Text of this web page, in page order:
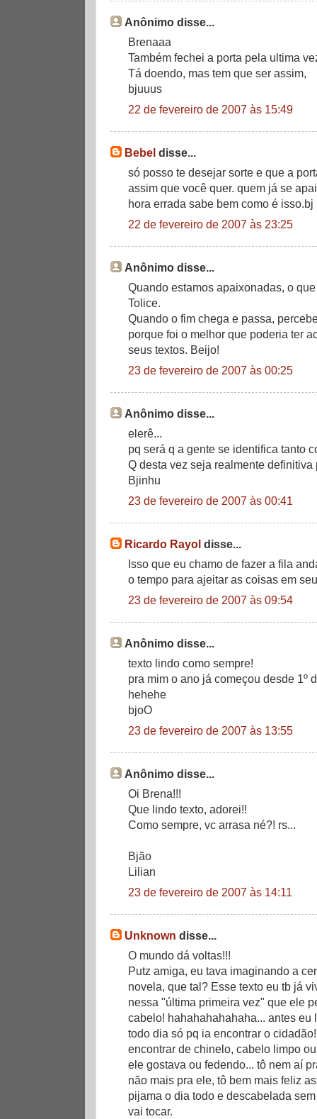
Anônimo disse...
Brenaaa
Também fechei a porta pela ultima
Tá doendo, mas tem que ser assim,
bjuuus
22 de fevereiro de 2007 às 15:49
Bebel disse...
só posso te desejar sorte e que a
assim que você quer. quem já se
hora errada sabe bem como é isso.bj
22 de fevereiro de 2007 às 23:25
Anônimo disse...
Quando estamos apaixonadas, o
Tolice.
Quando o fim chega e passa,
porque foi o melhor que poderia ter
seus textos. Beijo!
23 de fevereiro de 2007 às 00:25
Anônimo disse...
elerê...
pq será q a gente se identifica tanto
Q desta vez seja realmente definitiva
Bjinhu
23 de fevereiro de 2007 às 00:41
Ricardo Rayol disse...
Isso que eu chamo de fazer a fila
o tempo para ajeitar as coisas em
23 de fevereiro de 2007 às 09:54
Anônimo disse...
texto lindo como sempre!
pra mim o ano já começou desde 1º
hehehe
bjoO
23 de fevereiro de 2007 às 13:55
Anônimo disse...
Oi Brena!!!
Que lindo texto, adorei!!
Como sempre, vc arrasa né?! rs...
Bjão
Lilian
23 de fevereiro de 2007 às 14:11
Unknown disse...
O mundo dá voltas!!!
Putz amiga, eu tava imaginando a
novela, que tal? Esse texto eu tb já
nessa "última primeira vez" que ele
cabelo! hahahahahahaha... antes
todo dia só pq ia encontrar o
encontrar de chinelo, cabelo limpo
ele gostava ou fedendo... tô nem aí
não mais pra ele, tô bem mais feliz
pijama o dia todo e descabelada
vai tocar.